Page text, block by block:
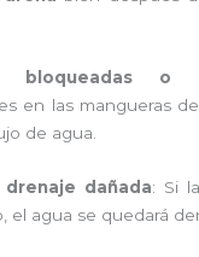
bloqueadas o
en las mangueras
de agua.
dañada: Si
el agua se quedará